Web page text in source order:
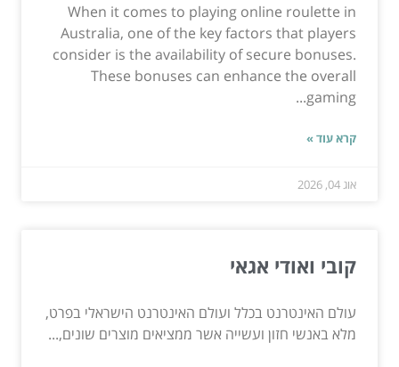
When it comes to playing online roulette in
Australia, one of the key factors that players
consider is the availability of secure bonuses.
These bonuses can enhance the overall
gaming...
קרא עוד »
אוג 04, 2026
קובי ואודי אגאי
עולם האינטרנט בכלל ועולם האינטרנט הישראלי בפרט,
מלא באנשי חזון ועשייה אשר ממציאים מוצרים שונים,...